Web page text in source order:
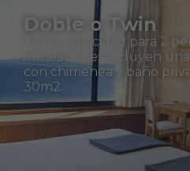
Doble o Twin
Tiene capacidad para 2
instalaciones incluyen
con chimenea y baño
30m2.